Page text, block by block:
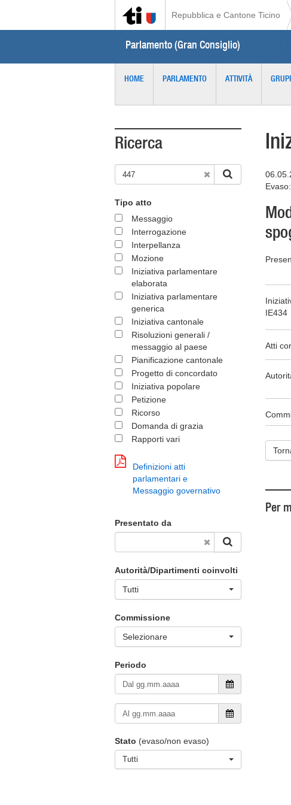
Repubblica e Cantone Ticino
Parlamento (Gran Consiglio)
HOME PARLAMENTO ATTIVITÀ
Ricerca
Tipo atto
Messaggio
Interrogazione
Interpellanza
Mozione
Iniziativa parlamentare
elaborata
Iniziativa parlamentare
generica
Iniziativa cantonale
Risoluzioni generali /
messaggio al paese
Pianificazione cantonale
Progetto di concordato
Iniziativa popolare
Petizione
Ricorso
Domanda di grazia
Rapporti vari
Definizioni atti
parlamentari e
Messaggio governativo
Presentato da
Autorità/Dipartimenti coinvolti
Tutti
Commissione
Selezionare
Periodo
Stato (evaso/non evaso)
Tutti
IE434
Atti
Per